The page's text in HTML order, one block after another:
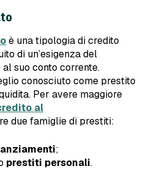
è una tipologia di credito
di un’esigenza del
suo conto corrente.
conosciuto come prestito
Per avere maggiore
al
due famiglie di prestiti:
;
prestiti personali.